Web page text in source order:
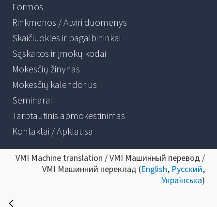
Formos
Rinkmenos / Atviri duomenys
Skaičiuoklės ir pagalbininkai
Sąskaitos ir įmokų kodai
Mokesčių žinynas
Mokesčių kalendorius
Seminarai
Tarptautinis apmokestinimas
Kontaktai / Apklausa
VMI Machine translation / VMI Машинный перевод /
VMI Машинний переклад (English, Русский,
Українська)